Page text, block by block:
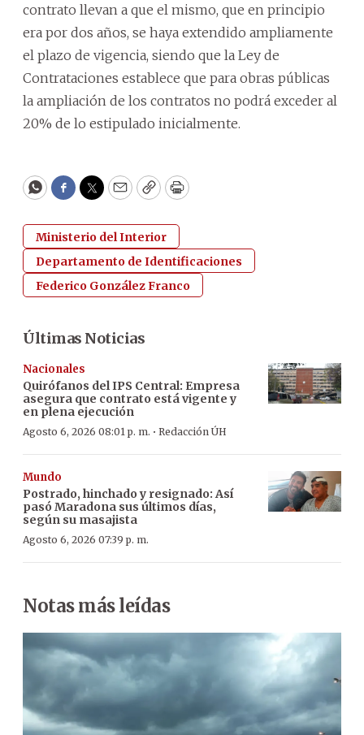
contrato llevan a que el mismo, que en principio
era por dos años, se haya extendido ampliamente
el plazo de vigencia, siendo que la Ley de
Contrataciones establece que para obras públicas
la ampliación de los contratos no podrá exceder al
20% de lo estipulado inicialmente.
WhatsApp
Facebook
Twitter
EmailCopyPrint
Ministerio del Interior
Departamento de Identificaciones
Federico González Franco
Últimas Noticias
Nacionales
Quirófanos del IPS Central: Empresa
asegura que contrato está vigente y
en plena ejecución
Agosto 6, 2026 08:01 p. m. · Redacción ÚH
Mundo
Postrado, hinchado y resignado: Así
pasó Maradona sus últimos días,
según su masajista
Agosto 6, 2026 07:39 p. m.
Notas más leídas